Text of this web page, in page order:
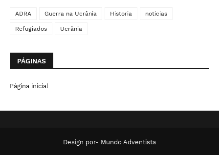
ADRA Guerra na Ucrânia Historia noticias
Refugiados Ucrânia
PÁGINAS
Página inicial
Design por- Mundo Adventista